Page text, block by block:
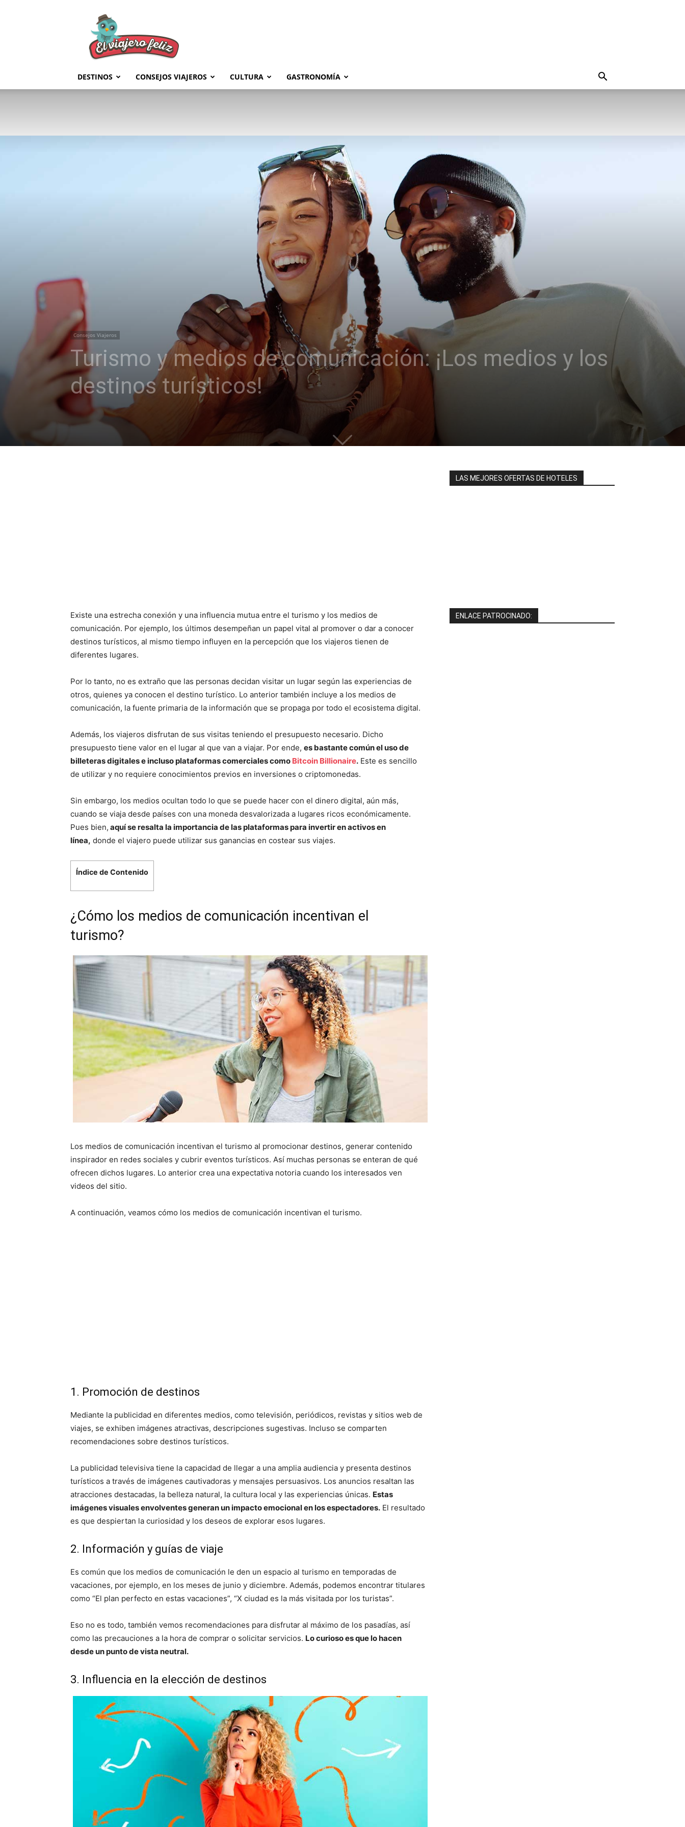
Feliz
DESTINOS CONSEJOS VIAJEROS CULTURA GASTRONOMÍA
Consejos Viajeros
Turismo y medios de comunicación: ¡Los medios y los
destinos turísticos!
Existe una estrecha conexión y una influencia mutua entre el turismo y los medios de
comunicación. Por ejemplo, los últimos desempeñan un papel vital al promover o dar a conocer
destinos turísticos, al mismo tiempo influyen en la percepción que los viajeros tienen de
diferentes lugares.
Por lo tanto, no es extraño que las personas decidan visitar un lugar según las experiencias de
otros, quienes ya conocen el destino turístico. Lo anterior también incluye a los medios de
comunicación, la fuente primaria de la información que se propaga por todo el ecosistema digital.
Además, los viajeros disfrutan de sus visitas teniendo el presupuesto necesario. Dicho
presupuesto tiene valor en el lugar al que van a viajar. Por ende, es bastante común el uso de
billeteras digitales e incluso plataformas comerciales como Bitcoin Billionaire. Este es sencillo
de utilizar y no requiere conocimientos previos en inversiones o criptomonedas.
Sin embargo, los medios ocultan todo lo que se puede hacer con el dinero digital, aún más,
cuando se viaja desde países con una moneda desvalorizada a lugares ricos económicamente.
Pues bien, aquí se resalta la importancia de las plataformas para invertir en activos en
línea, donde el viajero puede utilizar sus ganancias en costear sus viajes.
Índice de Contenido
¿Cómo los medios de comunicación incentivan el
turismo?
Los medios de comunicación incentivan el turismo al promocionar destinos, generar contenido
inspirador en redes sociales y cubrir eventos turísticos. Así muchas personas se enteran de qué
ofrecen dichos lugares. Lo anterior crea una expectativa notoria cuando los interesados ven
videos del sitio.
A continuación, veamos cómo los medios de comunicación incentivan el turismo.
1. Promoción de destinos
Mediante la publicidad en diferentes medios, como televisión, periódicos, revistas y sitios web de
viajes, se exhiben imágenes atractivas, descripciones sugestivas. Incluso se comparten
recomendaciones sobre destinos turísticos.
La publicidad televisiva tiene la capacidad de llegar a una amplia audiencia y presenta destinos
turísticos a través de imágenes cautivadoras y mensajes persuasivos. Los anuncios resaltan las
atracciones destacadas, la belleza natural, la cultura local y las experiencias únicas. Estas
imágenes visuales envolventes generan un impacto emocional en los espectadores. El resultado
es que despiertan la curiosidad y los deseos de explorar esos lugares.
2. Información y guías de viaje
Es común que los medios de comunicación le den un espacio al turismo en temporadas de
vacaciones, por ejemplo, en los meses de junio y diciembre. Además, podemos encontrar titulares
como “El plan perfecto en estas vacaciones”, “X ciudad es la más visitada por los turistas”.
Eso no es todo, también vemos recomendaciones para disfrutar al máximo de los pasadías, así
como las precauciones a la hora de comprar o solicitar servicios. Lo curioso es que lo hacen
desde un punto de vista neutral.
3. Influencia en la elección de destinos
LAS MEJORES OFERTAS DE HOTELES
ENLACE PATROCINADO: